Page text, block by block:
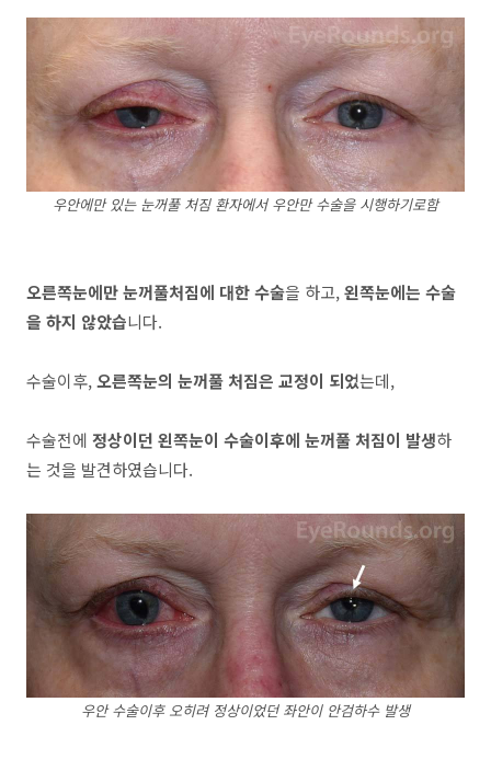
우안에만 있는 눈꺼풀 처짐 환자에서 우안만 수술을 시행하기로함
오른쪽눈에만 눈꺼풀처짐에 대한 수술을 하고,왼쪽눈에는 수술
을 하지 않았습니다.
수술이후,오른쪽눈의 눈꺼풀 처짐은 교정이 되었는데,
수술전에 정상이던 왼쪽눈이 수술이후에 눈꺼풀 처짐이 발생하
는 것을 발견하였습니다.
우안 수술이후 오히려 정상이었던 좌안이 안검하수 발생